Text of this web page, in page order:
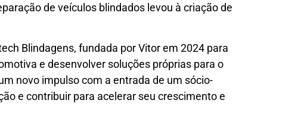
de veículos blindados levou à criação de
Blindagens, fundada por Vitor em 2024 para
e desenvolver soluções próprias para o
novo impulso com a entrada de um sócio-
e contribuir para acelerar seu crescimento e